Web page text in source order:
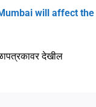
will affect the
देखील